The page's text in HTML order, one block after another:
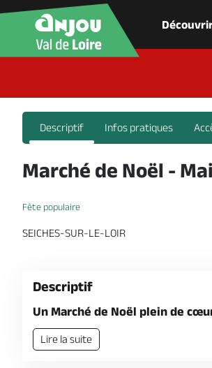
Descriptif Infos pratiques
Marché de Noël -
Fête populaire
SEICHES-SUR-LE-LOIR
Descriptif
Un Marché de Noël plein de
Lire la suite